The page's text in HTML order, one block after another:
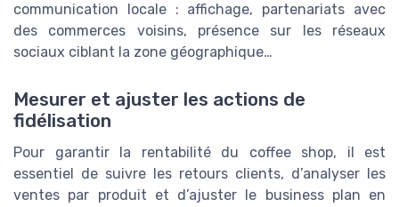
communication locale : affichage, partenariats avec
des commerces voisins, présence sur les réseaux
sociaux ciblant la zone géographique…
Mesurer et ajuster les actions de
fidélisation
Pour garantir la rentabilité du coffee shop, il est
essentiel de suivre les retours clients, d’analyser les
ventes par produit et d’ajuster le business plan en